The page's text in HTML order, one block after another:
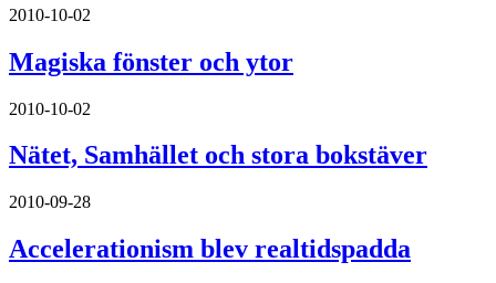
2010-10-02
Magiska fönster och ytor
2010-10-02
Nätet, Samhället och stora bokstäver
2010-09-28
Accelerationism blev realtidspadda